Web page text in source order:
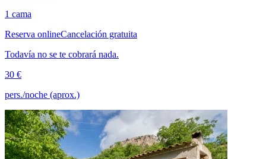
1 cama
Reserva onlineCancelación gratuita
Todavía no se te cobrará nada.
30 €
pers./noche (aprox.)